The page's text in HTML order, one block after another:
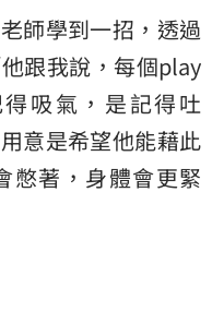
師學到一招，透過
跟我說，每個play
吸氣，是記得吐
意是希望他能藉此
憋著，身體會更緊